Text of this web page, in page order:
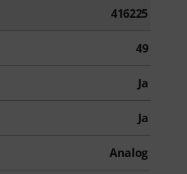
416225
49
Ja
Ja
Analog